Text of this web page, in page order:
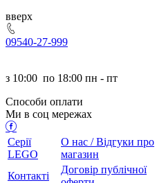
ерх
09540-27-999
з 10:00 по 18:00 пн - пт
Способи оплати
Ми в соц мережах
Серії
LEGO
О нас / Відгуки про
магазин
Контакті
Договір публічної